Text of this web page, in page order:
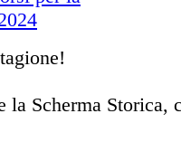
la Scherma Storica,